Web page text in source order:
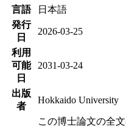
言語
日本語
発行
日
2026-03-25
利用
可能
日
2031-03-24
出版
者
Hokkaido University
この博士論文の全